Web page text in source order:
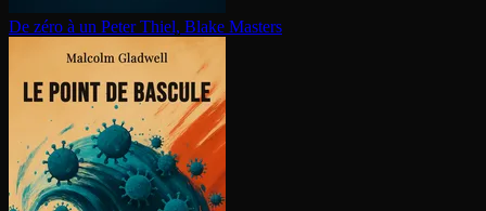
De zéro à un Peter Thiel, Blake Masters